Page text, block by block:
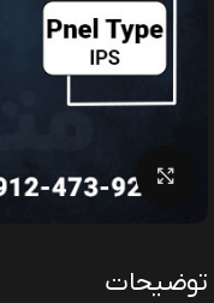
بزرگنمایی تصویر
توضیحات